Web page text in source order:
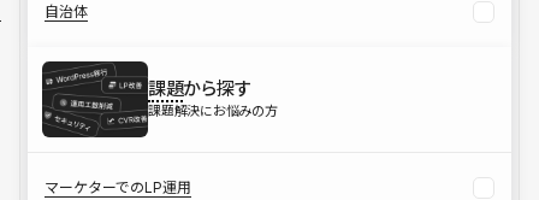
自治体
課題から探す
課題解決にお悩みの方
マーケターでのLP運用